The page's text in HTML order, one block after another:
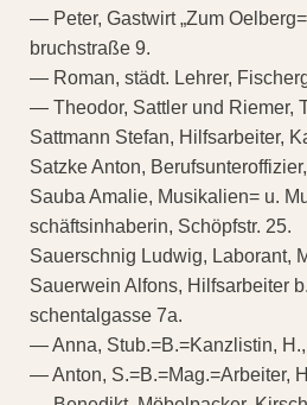
— Peter, Gastwirt „Zum
bruchstraße 9.
— Roman, städt. Lehrer,
— Theodor, Sattler und Riemer,
Sattmann Stefan, Hilfsarbeiter,
Satzke Anton,
Sauba Amalie, Musikalien= u.
schäftsinhaberin, Schöpfstr. 25.
Sauerschnig Ludwig, Laborant,
Sauerwein Alfons, Hilfsarbeiter
schentalgasse 7a.
— Anna, Stub.=B.=Kanzlistin,
— Anton, S.=B.=Mag.=Arbeiter,